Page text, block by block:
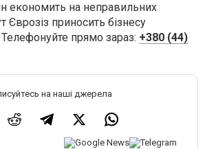
економить на неправильних
Єврозіз приносить бізнесу
прямо зараз: +380 (44)
на наші джерела